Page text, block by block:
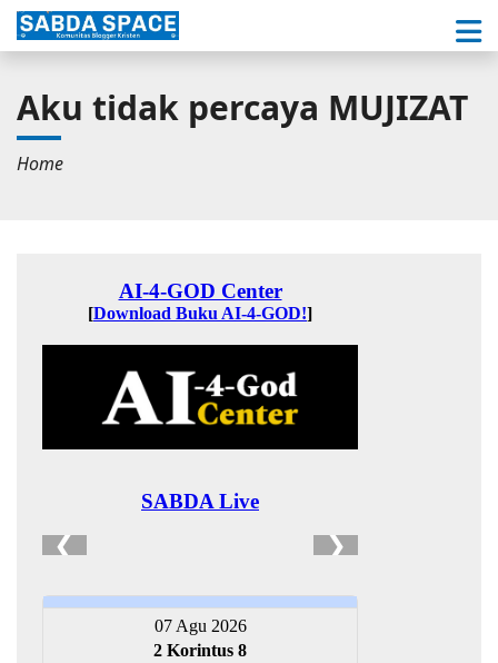
Aku tidak percaya MUJIZAT
Home